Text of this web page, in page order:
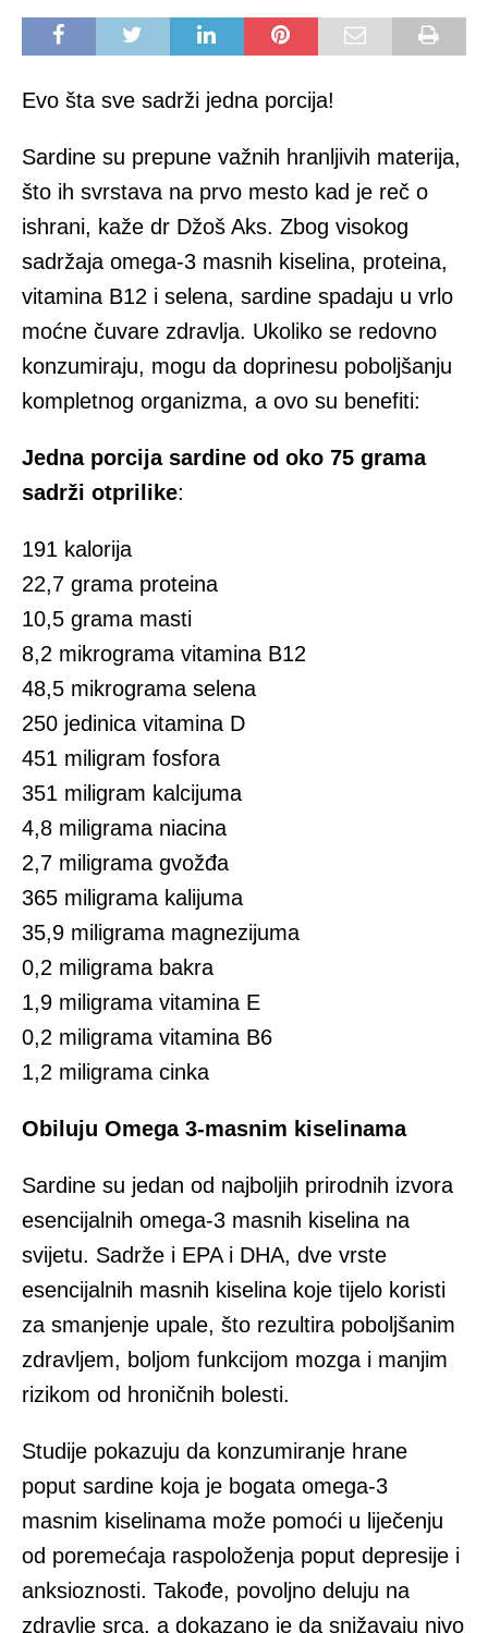
Evo šta sve sadrži jedna porcija!
Sardine su prepune važnih hranljivih materija,
što ih svrstava na prvo mesto kad je reč o
ishrani, kaže dr Džoš Aks. Zbog visokog
sadržaja omega-3 masnih kiselina, proteina,
vitamina B12 i selena, sardine spadaju u vrlo
moćne čuvare zdravlja. Ukoliko se redovno
konzumiraju, mogu da doprinesu poboljšanju
kompletnog organizma, a ovo su benefiti:
Jedna porcija sardine od oko 75 grama
sadrži otprilike:
191 kalorija
22,7 grama proteina
10,5 grama masti
8,2 mikrograma vitamina B12
48,5 mikrograma selena
250 jedinica vitamina D
451 miligram fosfora
351 miligram kalcijuma
4,8 miligrama niacina
2,7 miligrama gvožđa
365 miligrama kalijuma
35,9 miligrama magnezijuma
0,2 miligrama bakra
1,9 miligrama vitamina E
0,2 miligrama vitamina B6
1,2 miligrama cinka
Obiluju Omega 3-masnim kiselinama
Sardine su jedan od najboljih prirodnih izvora
esencijalnih omega-3 masnih kiselina na
svijetu. Sadrže i EPA i DHA, dve vrste
esencijalnih masnih kiselina koje tijelo koristi
za smanjenje upale, što rezultira poboljšanim
zdravljem, boljom funkcijom mozga i manjim
rizikom od hroničnih bolesti.
Studije pokazuju da konzumiranje hrane
poput sardine koja je bogata omega-3
masnim kiselinama može pomoći u liječenju
od poremećaja raspoloženja poput depresije i
anksioznosti. Takođe, povoljno deluju na
zdravlje srca, a dokazano je da snižavaju nivo